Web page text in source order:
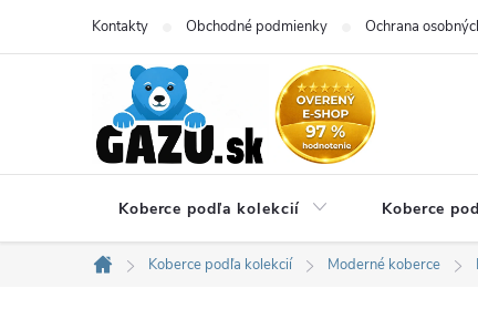
Kontakty Obchodné podmienky Ochrana
Koberce podľa kolekcií Koberce
Domov
Koberce podľa kolekcií Moderné koberce